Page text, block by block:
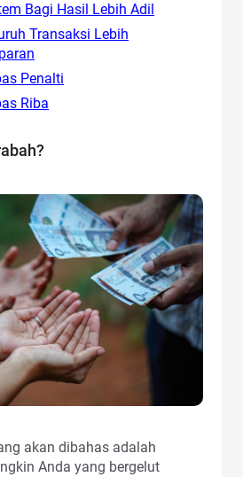
Bagi Hasil Lebih Adil
Transaksi Lebih
Penalti
Riba
akan dibahas adalah
Anda yang bergelut